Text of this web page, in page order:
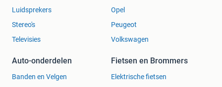
Luidsprekers
Stereo's
Televisies
Opel
Peugeot
Volkswagen
Auto-onderdelen
Banden en Velgen
Fietsen en Brommers
Elektrische fietsen